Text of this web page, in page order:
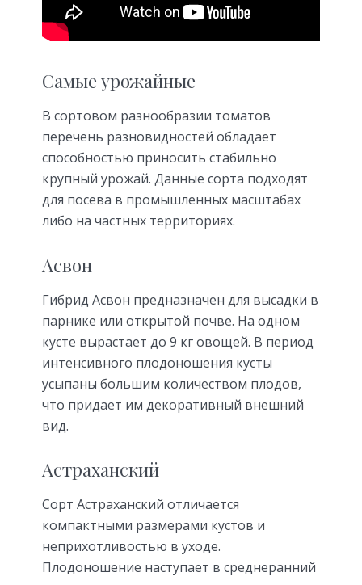
Самые урожайные
В сортовом разнообразии томатов
перечень разновидностей обладает
способностью приносить стабильно
крупный урожай. Данные сорта подходят
для посева в промышленных масштабах
либо на частных территориях.
Асвон
Гибрид Асвон предназначен для высадки в
парнике или открытой почве. На одном
кусте вырастает до 9 кг овощей. В период
интенсивного плодоношения кусты
усыпаны большим количеством плодов,
что придает им декоративный внешний
вид.
Астраханский
Сорт Астраханский отличается
компактными размерами кустов и
неприхотливостью в уходе.
Плодоношение наступает в среднеранний